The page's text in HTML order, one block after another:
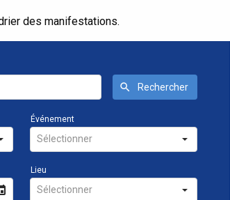
des manifestations.